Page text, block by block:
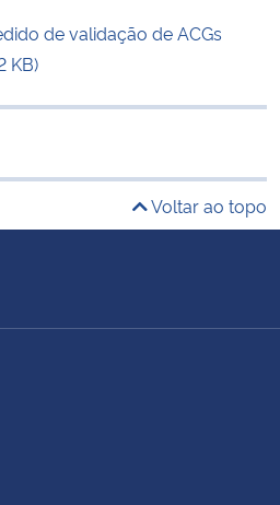
de validação de ACGs
KB)
Voltar ao topo